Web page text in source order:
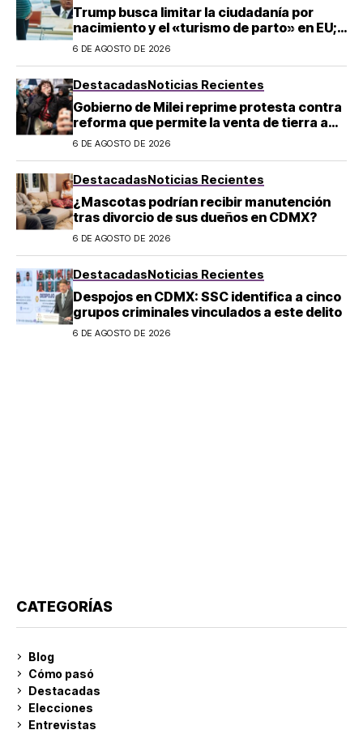
Trump busca limitar la ciudadanía por
nacimiento y el «turismo de parto» en EU;
¿a quién afecta?
6 DE AGOSTO DE 2026
DestacadasNoticias Recientes
Gobierno de Milei reprime protesta contra
reforma que permite la venta de tierra a
extranjeros en Argentina
6 DE AGOSTO DE 2026
DestacadasNoticias Recientes
¿Mascotas podrían recibir manutención
tras divorcio de sus dueños en CDMX?
6 DE AGOSTO DE 2026
DestacadasNoticias Recientes
Despojos en CDMX: SSC identifica a cinco
grupos criminales vinculados a este delito
6 DE AGOSTO DE 2026
CATEGORÍAS
Blog
Cómo pasó
Destacadas
Elecciones
Entrevistas